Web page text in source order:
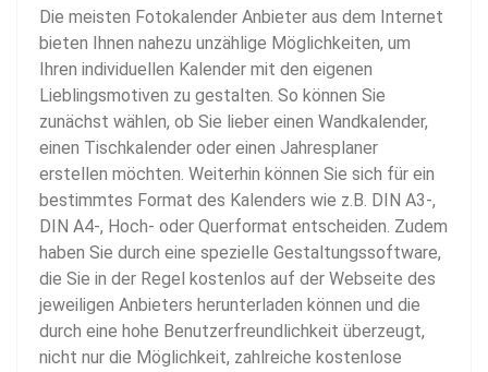
Die meisten Fotokalender Anbieter aus dem Internet
bieten Ihnen nahezu unzählige Möglichkeiten, um
Ihren individuellen Kalender mit den eigenen
Lieblingsmotiven zu gestalten. So können Sie
zunächst wählen, ob Sie lieber einen Wandkalender,
einen Tischkalender oder einen Jahresplaner
erstellen möchten. Weiterhin können Sie sich für ein
bestimmtes Format des Kalenders wie z.B. DIN A3-,
DIN A4-, Hoch- oder Querformat entscheiden. Zudem
haben Sie durch eine spezielle Gestaltungssoftware,
die Sie in der Regel kostenlos auf der Webseite des
jeweiligen Anbieters herunterladen können und die
durch eine hohe Benutzerfreundlichkeit überzeugt,
nicht nur die Möglichkeit, zahlreiche kostenlose